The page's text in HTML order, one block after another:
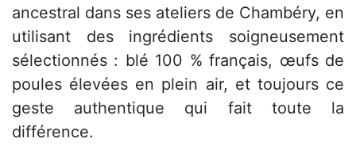
ancestral dans ses ateliers de Chambéry, en
utilisant des ingrédients soigneusement
sélectionnés : blé 100 % français, œufs de
poules élevées en plein air, et toujours ce
geste authentique qui fait toute la
différence.